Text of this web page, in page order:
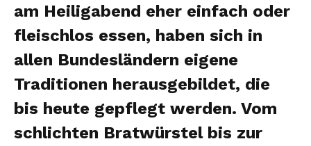
am Heiligabend eher einfach oder
fleischlos essen, haben sich in
allen Bundesländern eigene
Traditionen herausgebildet, die
bis heute gepflegt werden. Vom
schlichten Bratwürstel bis zur